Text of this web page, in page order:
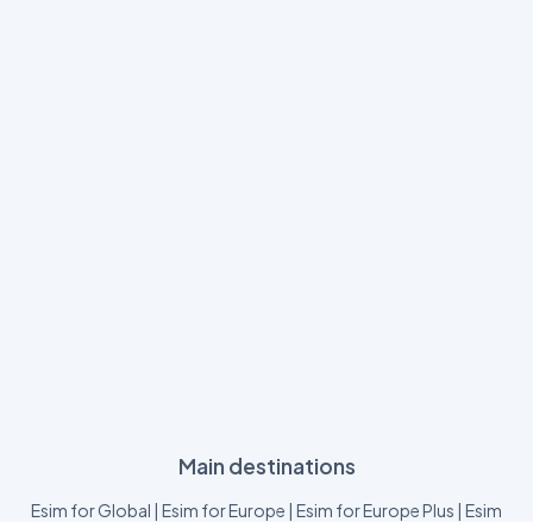
Main destinations
Esim for Global | Esim for Europe | Esim for Europe Plus | Esim